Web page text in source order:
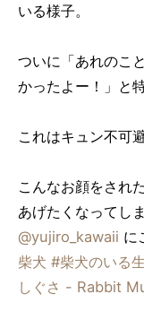
いる様子。
ついに「あれのこ
かったよー！」と
これはキュン不可
こんなお顔をされ
あげたくなってし
@yujiro_kawaii に
柴犬 #柴犬のいる
しぐさ - Rabbit